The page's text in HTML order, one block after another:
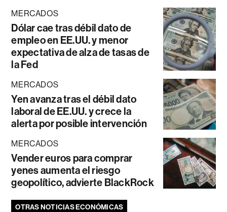
MERCADOS
Dólar cae tras débil dato de
empleo en EE.UU. y menor
expectativa de alza de tasas de
la Fed
MERCADOS
Yen avanza tras el débil dato
laboral de EE.UU. y crece la
alerta por posible intervención
MERCADOS
Vender euros para comprar
yenes aumenta el riesgo
geopolítico, advierte BlackRock
OTRAS NOTICIAS ECONÓMICAS